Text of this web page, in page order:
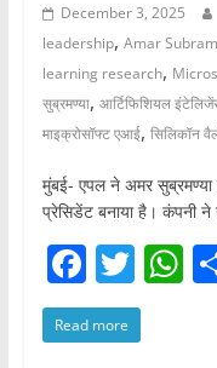
December 3, 2025
leadership, Amar
learning research,
सुब्रमण्या, आर्टिफिशियल
माइक्रोसॉफ्ट एआई, सिलिकॉन
मुंबई- एपल ने अमर
प्रेसिडेंट बनाया है। कंपनी ने
F
a
c
T
w
itt
Read more